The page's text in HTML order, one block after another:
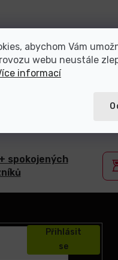
abychom Vám
webu neustále
informací
spokojených
Přihlásit
se